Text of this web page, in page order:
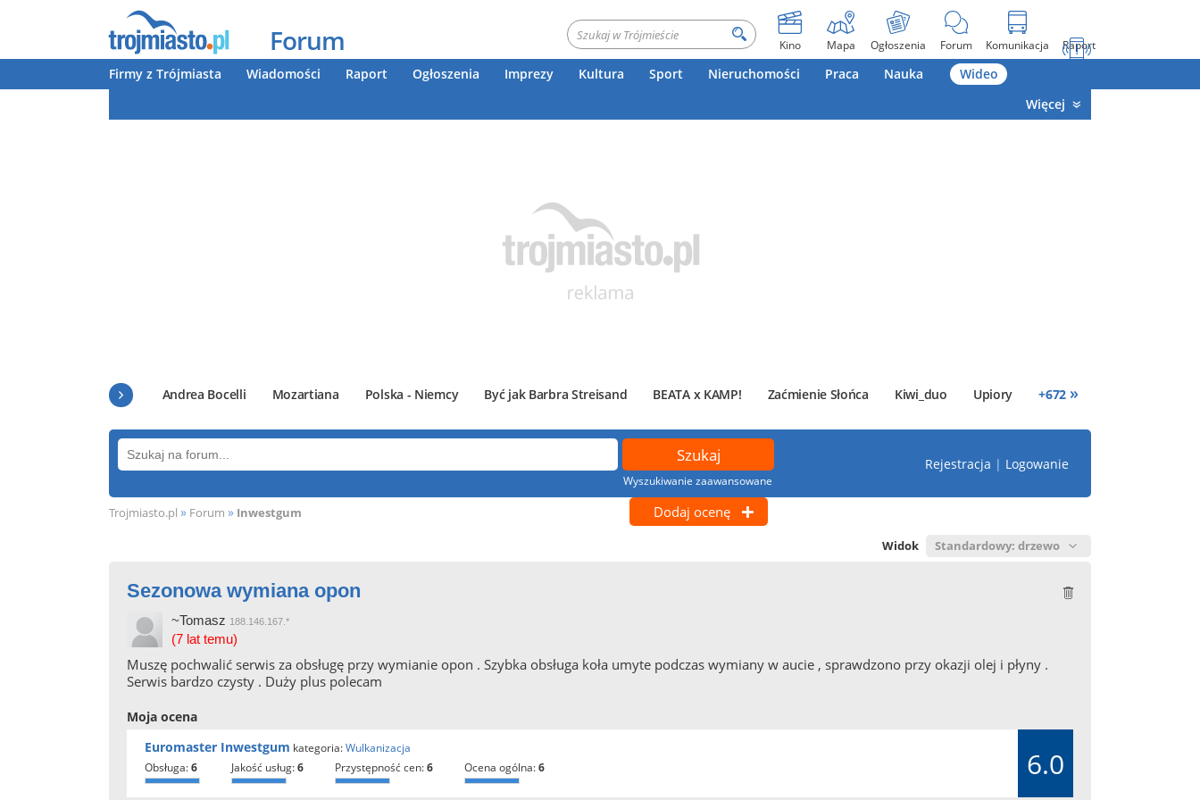
Forum Kino Mapa Ogłoszenia Forum Komunikacja Raport
Firmy z Trójmiasta Wiadomości Raport Ogłoszenia Imprezy Kultura Sport Nieruchomości Praca Nauka
Wideo
Więcej
Andrea Bocelli Mozartiana Polska - Niemcy Być jak Barbra Streisand BEATA x KAMP! Zaćmienie Słońca Kiwi_duo Upiory +672 »
Wyszukiwanie zaawansowane
Rejestracja | Logowanie
Trojmiasto.pl » Forum » Inwestgum Dodaj ocenę
Widok
Sezonowa wymiana opon
~Tomasz 188.146.167.*
(7 lat temu)
Muszę pochwalić serwis za obsługę przy wymianie opon . Szybka obsługa koła umyte podczas wymiany w aucie , sprawdzono przy okazji olej i płyny .
Serwis bardzo czysty . Duży plus polecam
Moja ocena
Euromaster Inwestgum kategoria:Wulkanizacja
obsługa:6 jakość usług:6 przystępność cen:6 ocena ogólna:6 6.0